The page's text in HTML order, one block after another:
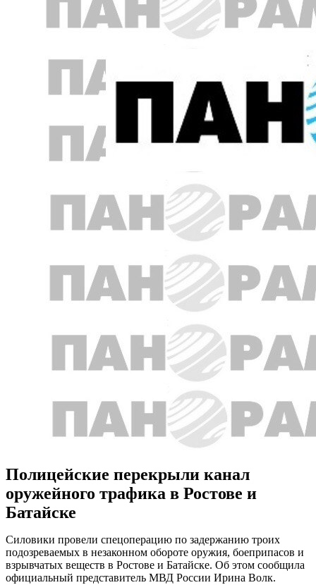
Полицейские перекрыли канал
оружейного трафика в Ростове и
Батайске
Силовики провели спецоперацию по задержанию троих
подозреваемых в незаконном обороте оружия, боеприпасов и
взрывчатых веществ в Ростове и Батайске. Об этом сообщила
официальный представитель МВД России Ирина Волк.